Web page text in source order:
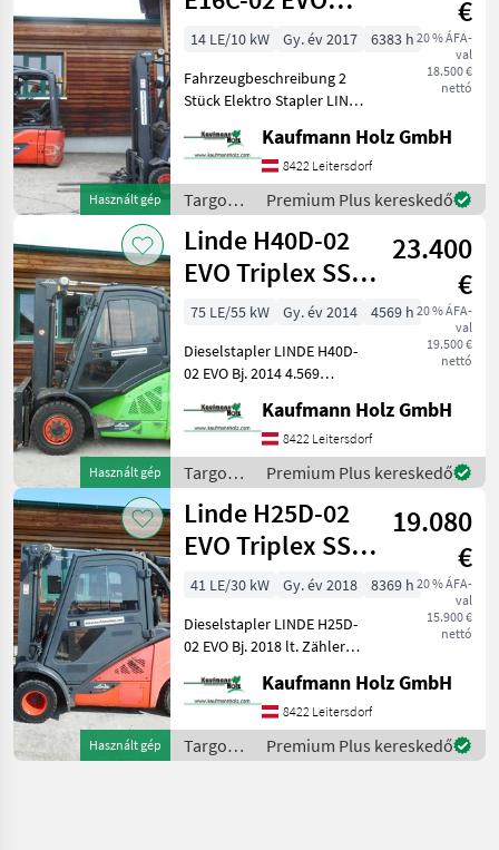
Használt gép
Triplex 4,62
Meter !!
€
20 % ÁFA-
val
18.500 €
nettó
14 LE/10 kW Gy. év 2017
6383 h
Fahrzeugbeschreibung 2
Stück Elektro Stapler LINDE
Stapler 1 mit 6.363 Stunden
Stapler 2 mit 6.142 Stunden
beide kompl. baugleich !
Kaufmann Holz GmbH
8422 Leitersdorf
Targoncák
és
raktártechnika
/ Linde
Premium Plus kereskedő
Használt gép
Linde H40D-02
EVO Triplex SS
ZV Klima
23.400
€
20 % ÁFA-
val
19.500 €
nettó
75 LE/55 kW Gy. év 2014
4569 h
Dieselstapler LINDE H40D-
02 EVO Bj. 2014 4.569
bestätigt per Auslesung ) 55
KW 4 Tonnen Hubkraft 2, 40
Meter Bauhöhe 4, 67 Meter
Hubh
Kaufmann Holz GmbH
8422 Leitersdorf
Targoncák
és
raktártechnika
/ Linde
Premium Plus kereskedő
Használt gép
Linde H25D-02
EVO Triplex SS
4.Kreis
Zwillingsreifen
19.080
€
20 % ÁFA-
val
15.900 €
nettó
41 LE/30 kW Gy. év 2018
8369 h
Dieselstapler LINDE H25D-
02 EVO Bj. 2018 lt. Zähler
Tonnen Hubkraft 2, 20
Meter Bauhöhe 4, 86 Meter
Hubhöhe -
Triplexfreihubmast
Kaufmann Holz GmbH
8422 Leitersdorf
Targoncák
és
Premium Plus kereskedő